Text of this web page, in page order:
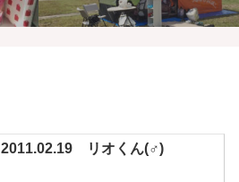
2011.02.19 リオくん(♂)